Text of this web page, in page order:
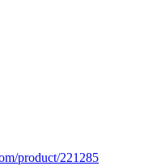
product/221285